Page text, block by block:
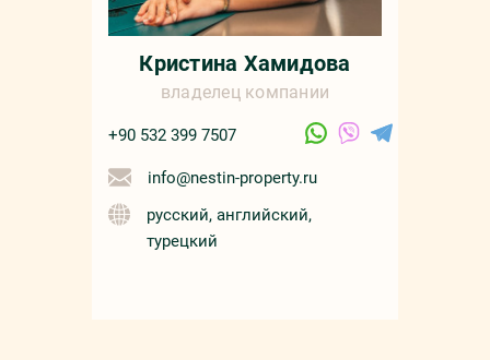
Кристина Хамидова
владелец компании
+90 532 399 7507
info@nestin-property.ru
русский, английский,
турецкий